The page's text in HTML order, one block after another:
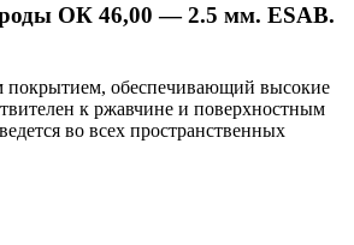
ОК 46,00 — 2.5 мм. ESAB.
покрытием, обеспечивающий высокие
к ржавчине и поверхностным
во всех пространственных